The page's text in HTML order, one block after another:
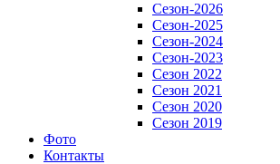
Сезон-2026
Сезон-2025
Сезон-2024
Сезон-2023
Сезон 2022
Сезон 2021
Сезон 2020
Сезон 2019
Фото
Контакты